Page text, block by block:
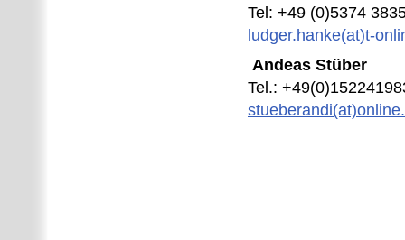
Tel: +49 (0)5374
ludger.hanke(at)t-
Andeas Stüber
Tel.: